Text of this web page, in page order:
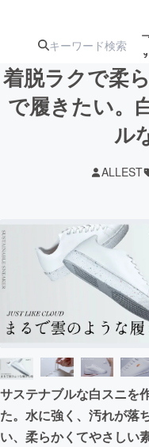
注目
ジェク
テクノロジー
映像・映画
まちづくり・
CAMPFIRE for
着脱ラクで柔
で履きたい。
ル
ALLEST
サステナブルな白スニを
た。水に強く、汚れが落
い、柔らかくてやさしい